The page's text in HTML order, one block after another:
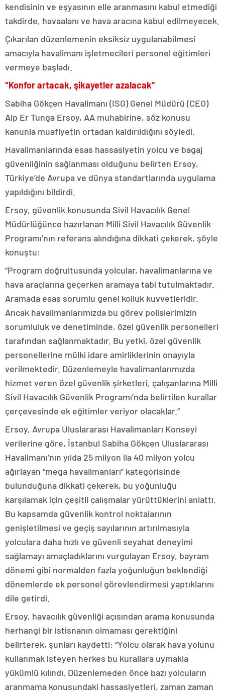
kendisinin ve eşyasının elle aranmasını kabul etmediği
takdirde, havaalanı ve hava aracına kabul edilmeyecek.
Çıkarılan düzenlemenin eksiksiz uygulanabilmesi
amacıyla havalimanı işletmecileri personel eğitimleri
vermeye başladı.
“Konfor artacak, şikayetler azalacak”
Sabiha Gökçen Havalimanı (ISG) Genel Müdürü (CEO)
Alp Er Tunga Ersoy, AA muhabirine, söz konusu
kanunla muafiyetin ortadan kaldırıldığını söyledi.
Havalimanlarında esas hassasiyetin yolcu ve bagaj
güvenliğinin sağlanması olduğunu belirten Ersoy,
Türkiye’de Avrupa ve dünya standartlarında uygulama
yapıldığını bildirdi.
Ersoy, güvenlik konusunda Sivil Havacılık Genel
Müdürlüğünce hazırlanan Milli Sivil Havacılık Güvenlik
Programı’nın referans alındığına dikkati çekerek, şöyle
konuştu:
“Program doğrultusunda yolcular, havalimanlarına ve
hava araçlarına geçerken aramaya tabi tutulmaktadır.
Aramada esas sorumlu genel kolluk kuvvetleridir.
Ancak havalimanlarımızda bu görev polislerimizin
sorumluluk ve denetiminde, özel güvenlik personelleri
tarafından sağlanmaktadır. Bu yetki, özel güvenlik
personellerine mülki idare amirliklerinin onayıyla
verilmektedir. Düzenlemeyle havalimanlarımızda
hizmet veren özel güvenlik şirketleri, çalışanlarına Milli
Sivil Havacılık Güvenlik Programı’nda belirtilen kurallar
çerçevesinde ek eğitimler veriyor olacaklar.”
Ersoy, Avrupa Uluslararası Havalimanları Konseyi
verilerine göre, İstanbul Sabiha Gökçen Uluslararası
Havalimanı’nın yılda 25 milyon ila 40 milyon yolcu
ağırlayan “mega havalimanları” kategorisinde
bulunduğuna dikkati çekerek, bu yoğunluğu
karşılamak için çeşitli çalışmalar yürüttüklerini anlattı.
Bu kapsamda güvenlik kontrol noktalarının
genişletilmesi ve geçiş sayılarının artırılmasıyla
yolculara daha hızlı ve güvenli seyahat deneyimi
sağlamayı amaçladıklarını vurgulayan Ersoy, bayram
dönemi gibi normalden fazla yoğunluğun beklendiği
dönemlerde ek personel görevlendirmesi yaptıklarını
dile getirdi.
Ersoy, havacılık güvenliği açısından arama konusunda
herhangi bir istisnanın olmaması gerektiğini
belirterek, şunları kaydetti: “Yolcu olarak hava yolunu
kullanmak isteyen herkes bu kurallara uymakla
yükümlü kılındı. Düzenlemeden önce bazı yolcuların
aranmama konusundaki hassasiyetleri, zaman zaman